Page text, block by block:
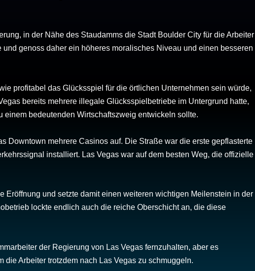
in der Nähe des Staudamms die Stadt Boulder City für die Arbeiter
genoss daher ein höheres moralisches Niveau und einen besseren
profitabel das Glücksspiel für die örtlichen Unternehmen sein würde,
bereits mehrere illegale Glücksspielbetriebe im Untergrund hatte,
bedeutenden Wirtschaftszweig entwickeln sollte.
Downtown mehrere Casinos auf. Die Straße war die erste gepflasterte
installiert. Las Vegas war auf dem besten Weg, die offizielle
Eröffnung und setzte damit einen weiteren wichtigen Meilenstein in der
lockte endlich auch die reiche Oberschicht an, die diese
der Regierung von Las Vegas fernzuhalten, aber es
Arbeiter trotzdem nach Las Vegas zu schmuggeln.